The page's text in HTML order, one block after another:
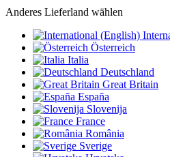
Anderes Lieferland wählen
Österreich
Italia
Deutschland
Great Britain
España
Slovenija
France
România
Sverige